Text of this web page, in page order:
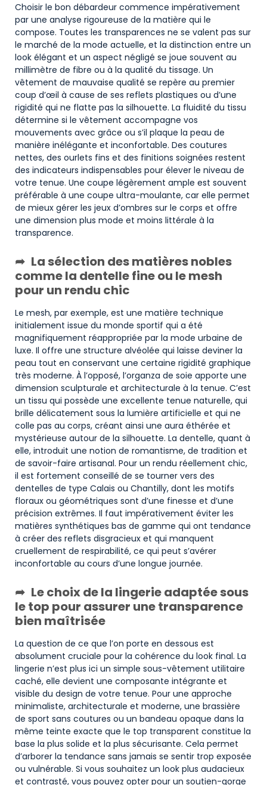
Choisir le bon débardeur commence impérativement
par une analyse rigoureuse de la matière qui le
compose. Toutes les transparences ne se valent pas sur
le marché de la mode actuelle, et la distinction entre un
look élégant et un aspect négligé se joue souvent au
millimètre de fibre ou à la qualité du tissage. Un
vêtement de mauvaise qualité se repère au premier
coup d’œil à cause de ses reflets plastiques ou d’une
rigidité qui ne flatte pas la silhouette. La fluidité du tissu
détermine si le vêtement accompagne vos
mouvements avec grâce ou s’il plaque la peau de
manière inélégante et inconfortable. Des coutures
nettes, des ourlets fins et des finitions soignées restent
des indicateurs indispensables pour élever le niveau de
votre tenue. Une coupe légèrement ample est souvent
préférable à une coupe ultra-moulante, car elle permet
de mieux gérer les jeux d’ombres sur le corps et offre
une dimension plus mode et moins littérale à la
transparence.
La sélection des matières nobles
comme la dentelle fine ou le mesh
pour un rendu chic
Le mesh, par exemple, est une matière technique
initialement issue du monde sportif qui a été
magnifiquement réappropriée par la mode urbaine de
luxe. Il offre une structure alvéolée qui laisse deviner la
peau tout en conservant une certaine rigidité graphique
très moderne. À l’opposé, l’organza de soie apporte une
dimension sculpturale et architecturale à la tenue. C’est
un tissu qui possède une excellente tenue naturelle, qui
brille délicatement sous la lumière artificielle et qui ne
colle pas au corps, créant ainsi une aura éthérée et
mystérieuse autour de la silhouette. La dentelle, quant à
elle, introduit une notion de romantisme, de tradition et
de savoir-faire artisanal. Pour un rendu réellement chic,
il est fortement conseillé de se tourner vers des
dentelles de type Calais ou Chantilly, dont les motifs
floraux ou géométriques sont d’une finesse et d’une
précision extrêmes. Il faut impérativement éviter les
matières synthétiques bas de gamme qui ont tendance
à créer des reflets disgracieux et qui manquent
cruellement de respirabilité, ce qui peut s’avérer
inconfortable au cours d’une longue journée.
Le choix de la lingerie adaptée sous
le top pour assurer une transparence
bien maîtrisée
La question de ce que l’on porte en dessous est
absolument cruciale pour la cohérence du look final. La
lingerie n’est plus ici un simple sous-vêtement utilitaire
caché, elle devient une composante intégrante et
visible du design de votre tenue. Pour une approche
minimaliste, architecturale et moderne, une brassière
de sport sans coutures ou un bandeau opaque dans la
même teinte exacte que le top transparent constitue la
base la plus solide et la plus sécurisante. Cela permet
d’arborer la tendance sans jamais se sentir trop exposée
ou vulnérable. Si vous souhaitez un look plus audacieux
et contrasté, vous pouvez opter pour un soutien-gorge